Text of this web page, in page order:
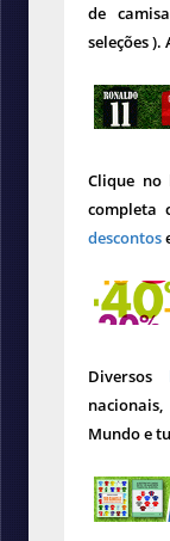
de
seleções
Clique
completa
descontos
Diversos
Mundo e